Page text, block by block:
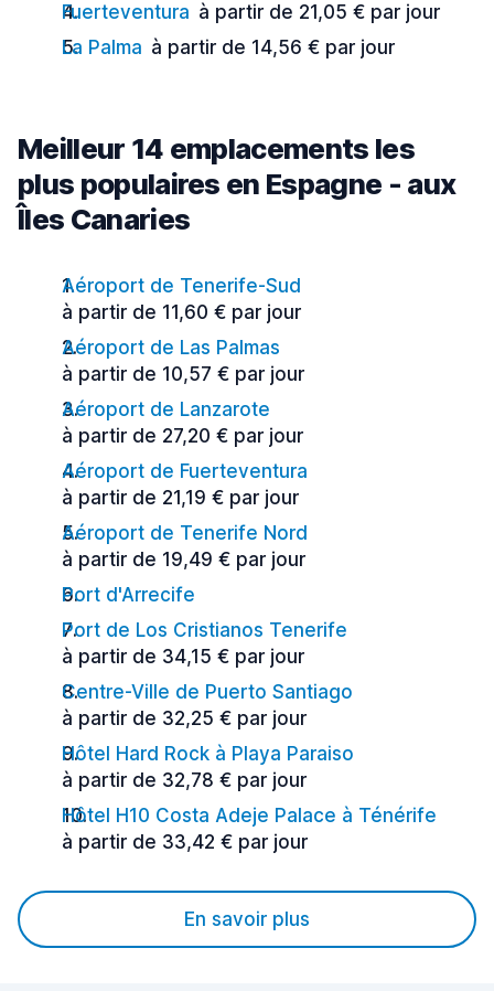
Fuerteventura à partir de 21,05 € par jour
La Palma à partir de 14,56 € par jour
Meilleur 14 emplacements les
plus populaires en Espagne - aux
Îles Canaries
Aéroport de Tenerife-Sud
à partir de 11,60 € par jour
Aéroport de Las Palmas
à partir de 10,57 € par jour
Aéroport de Lanzarote
à partir de 27,20 € par jour
Aéroport de Fuerteventura
à partir de 21,19 € par jour
Aéroport de Tenerife Nord
à partir de 19,49 € par jour
Port d'Arrecife
Port de Los Cristianos Tenerife
à partir de 34,15 € par jour
Centre-Ville de Puerto Santiago
à partir de 32,25 € par jour
Hôtel Hard Rock à Playa Paraiso
à partir de 32,78 € par jour
Hôtel H10 Costa Adeje Palace à Ténérife
à partir de 33,42 € par jour
En savoir plus